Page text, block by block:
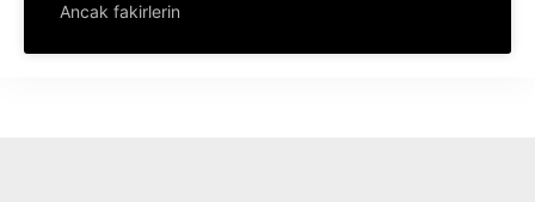
Ancak fakirlerin